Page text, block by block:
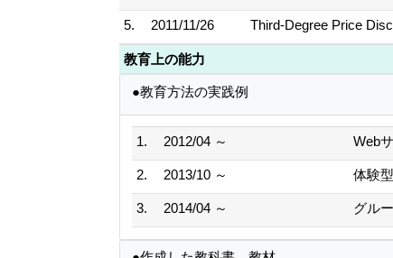
5. 2011/11/26 Third-Degree Price
教育上の能力
●教育方法の実践例
1. 2012/04 ～ Web
2. 2013/10 ～ 体験
3. 2014/04 ～ グル